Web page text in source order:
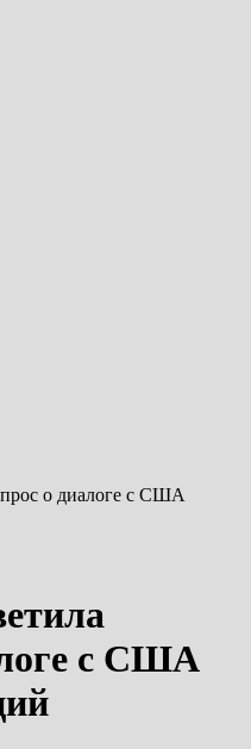
о диалоге с США
с США